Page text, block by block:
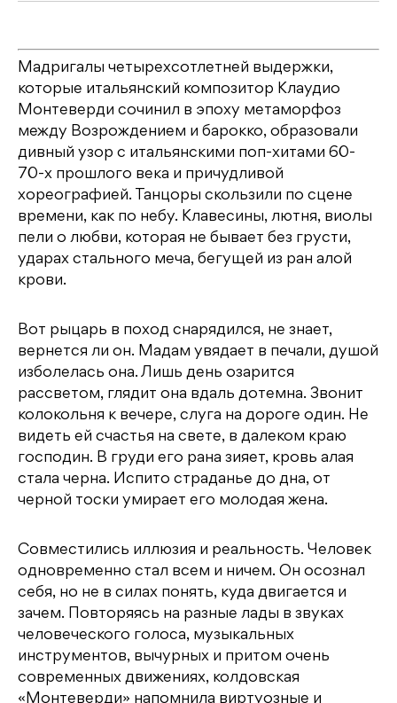
Мадригалы четырехсотлетней выдержки,
которые итальянский композитор Клаудио
Монтеверди сочинил в эпоху метаморфоз
между Возрождением и барокко, образовали
дивный узор с итальянскими поп-хитами 60-
70-х прошлого века и причудливой
хореографией. Танцоры скользили по сцене
времени, как по небу. Клавесины, лютня, виолы
пели о любви, которая не бывает без грусти,
ударах стального меча, бегущей из ран алой
крови.
Вот рыцарь в поход снарядился, не знает,
вернется ли он. Мадам увядает в печали, душой
изболелась она. Лишь день озарится
рассветом, глядит она вдаль дотемна. Звонит
колокольня к вечере, слуга на дороге один. Не
видеть ей счастья на свете, в далеком краю
господин. В груди его рана зияет, кровь алая
стала черна. Испито страданье до дна, от
черной тоски умирает его молодая жена.
Совместились иллюзия и реальность. Человек
одновременно стал всем и ничем. Он осознал
себя, но не в силах понять, куда двигается и
зачем. Повторяясь на разные лады в звуках
человеческого голоса, музыкальных
инструментов, вычурных и притом очень
современных движениях, колдовская
«Монтеверди» напомнила виртуозные и